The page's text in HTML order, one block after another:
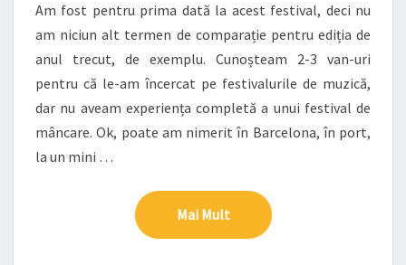
Am fost pentru prima dată la acest festival, deci nu
am niciun alt termen de comparație pentru ediția de
anul trecut, de exemplu. Cunoșteam 2-3 van-uri
pentru că le-am încercat pe festivalurile de muzică,
dar nu aveam experiența completă a unui festival de
mâncare. Ok, poate am nimerit în Barcelona, în port,
la un mini …
Mai MultMai Mult